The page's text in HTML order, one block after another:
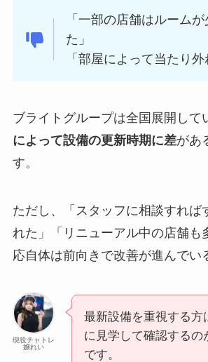
「一部の店舗はルーム
た」
「部屋によって当たり外
ブライトグループは全国展開して
によって設備の更新時期に差があ
す。
ただし、「スタッフに相談すれば
れた」「リニューアル中の店舗も
応自体は前向きで改善が進んでい
現役チャトレ
嬢れい
最新設備を重視する方
に見学して確認するの
です。